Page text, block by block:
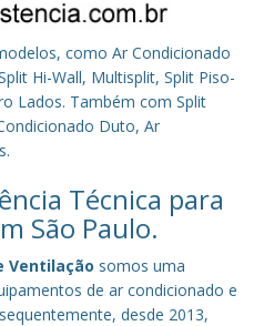
como Ar Condicionado
Hi-Wall, Multisplit, Split Piso-
Lados. Também com Split
Duto, Ar
Técnica para
São Paulo.
Ventilação somos uma
de ar condicionado e
desde 2013,